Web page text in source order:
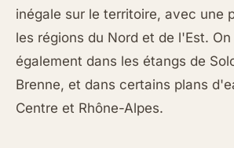
inégale sur le territoire, avec une
les régions du Nord et de l'Est.
également dans les étangs de
Brenne, et dans certains plans
Centre et Rhône-Alpes.